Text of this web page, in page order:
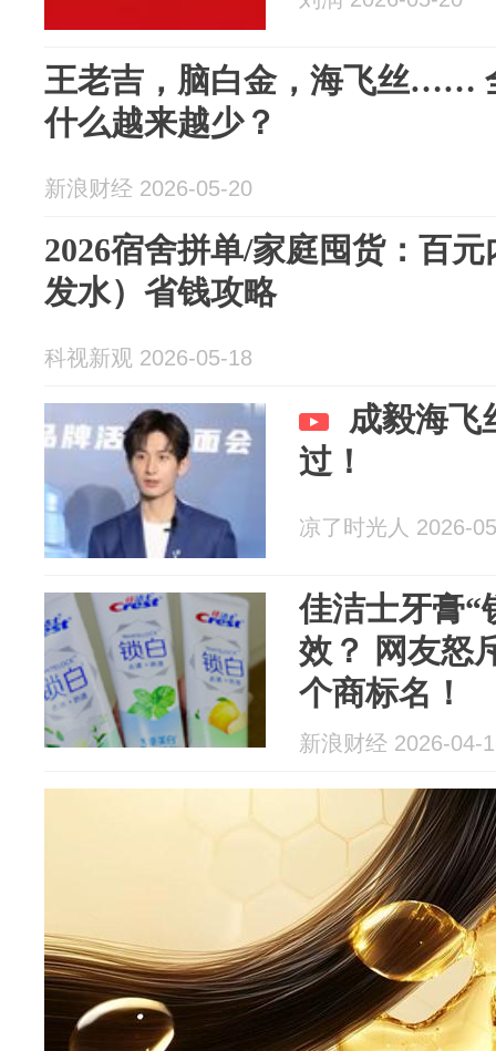
王老吉，脑白金，海飞丝……
什么越来越少？
新浪财经 2026-05-20
2026宿舍拼单/家庭囤货：百
发水）省钱攻略
科视新观 2026-05-18
成毅海飞
过！
凉了时光人 2026-
佳洁士牙膏“
效？ 网友怒
个商标名！
新浪财经 2026-04-